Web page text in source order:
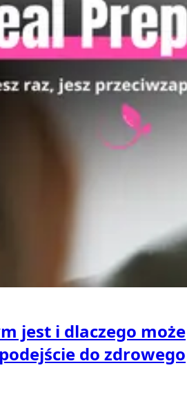
jest i dlaczego może
do zdrowego